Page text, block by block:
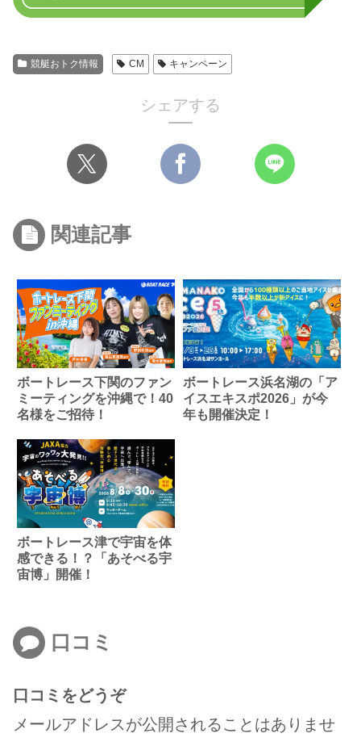
競艇おトク情報 CM キャンペーン
シェアする
関連記事
ボートレース下関のファン
ミーティングを沖縄で！40
名様をご招待！
ボートレース浜名湖の「ア
イスエキスポ2026」が今
年も開催決定！
ボートレース津で宇宙を体
感できる！？「あそべる宇
宙博」開催！
口コミ
口コミをどうぞ
メールアドレスが公開されることはありませ